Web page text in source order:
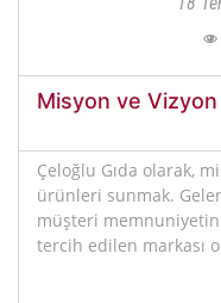
Misyon ve Vizyon
Çeloğlu Gıda olarak,
ürünleri sunmak.
müşteri
tercih edilen markası